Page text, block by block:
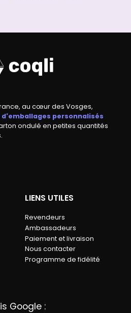
au cœur des Vosges,
personnalisés
ondulé en petites quantités
LIENS UTILES
Revendeurs
Ambassadeurs
Paiement et livraison
Nous contacter
Programme de fidélité
Google :